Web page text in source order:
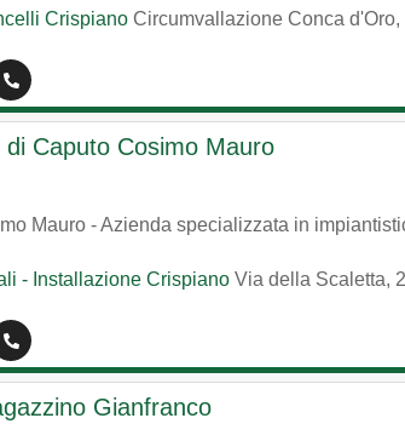
Crispiano Circumvallazione Conca d'Oro,
Caputo Cosimo Mauro
Mauro - Azienda specializzata in
- Installazione Crispiano Via della Scaletta,
Gianfranco